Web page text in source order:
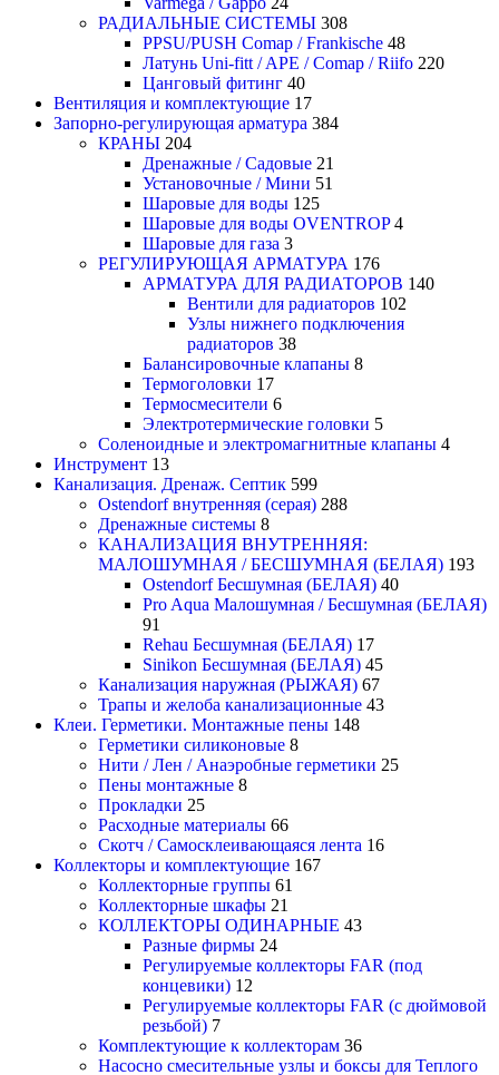
РАДИАЛЬНЫЕ СИСТЕМЫ 308
PPSU/PUSH Comap / Frankische 48
Латунь Uni-fitt / APE / Comap / Riifo 220
Цанговый фитинг 40
Вентиляция и комплектующие 17
Запорно-регулирующая арматура 384
КРАНЫ 204
Дренажные / Садовые 21
Установочные / Мини 51
Шаровые для воды 125
Шаровые для воды OVENTROP 4
Шаровые для газа 3
РЕГУЛИРУЮЩАЯ АРМАТУРА 176
АРМАТУРА ДЛЯ РАДИАТОРОВ 140
Вентили для радиаторов 102
Узлы нижнего подключения
радиаторов 38
Балансировочные клапаны 8
Термоголовки 17
Термосмесители 6
Электротермические головки 5
Соленоидные и электромагнитные клапаны 4
Инструмент 13
Канализация. Дренаж. Септик 599
Ostendorf внутренняя (серая) 288
Дренажные системы 8
КАНАЛИЗАЦИЯ ВНУТРЕННЯЯ:
МАЛОШУМНАЯ / БЕСШУМНАЯ (БЕЛАЯ) 193
Ostendorf Бесшумная (БЕЛАЯ) 40
Pro Aqua Малошумная / Бесшумная (БЕЛАЯ)
91
Rehau Бесшумная (БЕЛАЯ) 17
Sinikon Бесшумная (БЕЛАЯ) 45
Канализация наружная (РЫЖАЯ) 67
Трапы и желоба канализационные 43
Клеи. Герметики. Монтажные пены 148
Герметики силиконовые 8
Нити / Лен / Анаэробные герметики 25
Пены монтажные 8
Прокладки 25
Расходные материалы 66
Скотч / Самосклеивающаяся лента 16
Коллекторы и комплектующие 167
Коллекторные группы 61
Коллекторные шкафы 21
КОЛЛЕКТОРЫ ОДИНАРНЫЕ 43
Разные фирмы 24
Регулируемые коллекторы FAR (под
концевики) 12
Регулируемые коллекторы FAR (с дюймовой
резьбой) 7
Комплектующие к коллекторам 36
Насосно смесительные узлы и боксы для Теплого